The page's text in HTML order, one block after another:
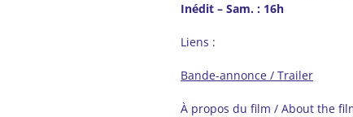
Inédit – Sam. : 16h
Liens :
Bande-annonce / Trailer
À propos du film / About the